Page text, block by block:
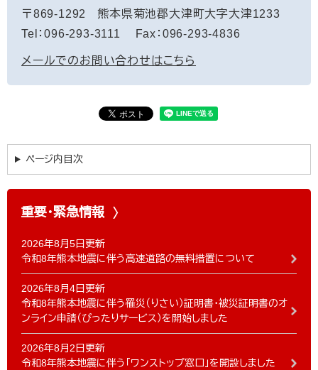
〒869-1292
熊本県菊池郡大津町大字大津1233
Tel：096-293-3111
Fax：096-293-4836
メールでのお問い合わせはこちら
ページ内目次
重要・緊急情報
2026年8月5日更新
令和8年熊本地震に伴う高速道路の無料措置について
2026年8月4日更新
令和8年熊本地震に伴う罹災（りさい）証明書・被災証明書のオ
ンライン申請（ぴったりサービス）を開始しました
2026年8月2日更新
令和8年熊本地震に伴う「ワンストップ窓口」を開設しました